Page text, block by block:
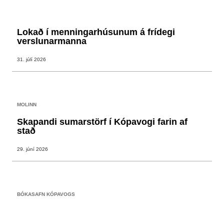
Lokað í menningarhúsunum á frídegi
verslunarmanna
31. júlí 2026
MOLINN
Skapandi sumarstörf í Kópavogi farin af
stað
29. júní 2026
BÓKASAFN KÓPAVOGS